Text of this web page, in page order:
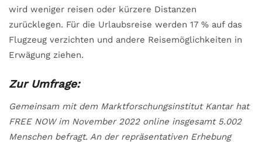
wird weniger reisen oder kürzere Distanzen
zurücklegen. Für die Urlaubsreise werden 17 % auf das
Flugzeug verzichten und andere Reisemöglichkeiten in
Erwägung ziehen.
Zur Umfrage:
Gemeinsam mit dem Marktforschungsinstitut Kantar hat
FREE NOW im November 2022 online insgesamt 5.002
Menschen befragt. An der repräsentativen Erhebung